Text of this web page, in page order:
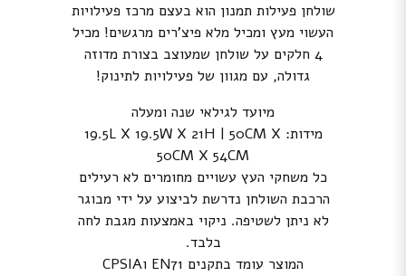
שולחן פעילות תמנון הוא בעצם מרכז פעילויות
העשוי מעץ ומכיל מלא פיצ’רים מרגשים! מכיל
4 חלקים על שולחן שמעוצב בצורת מדוזה
גדולה, עם מגוון של פעילויות לתינוק!
מיועד לגילאי שנה ומעלה
מידות: 19.5L X 19.5W X 21H | 50CM X
50CM X 54CM
כל משחקי העץ עשויים מחומרים לא רעילים
הרכבת השולחן נדרשת לביצוע על ידי מבוגר
לא ניתן לשטיפה. ניקוי באמצעות מגבת לחה
בלבד.
המוצר עומד בתקנים EN71 וCPSIA